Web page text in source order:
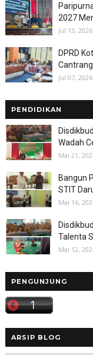
2027
Jul 13, 2026
DPRD
Jul 07, 2026
PENDIDIKAN
Wadah
Mai 21,
Bangun
STIT
Mai 16,
Talenta
Mai 12,
PENGUNJUNG
ARSIP BLOG